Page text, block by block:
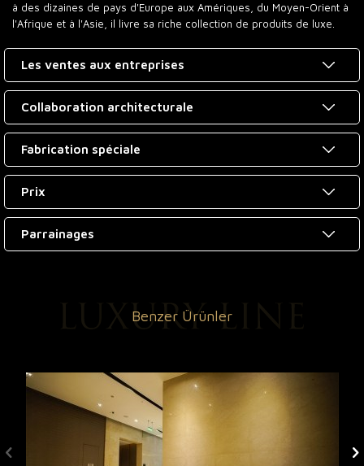
à des dizaines de pays d'Europe aux Amériques, du Moyen-Orient à
l'Afrique et à l'Asie, il livre sa riche collection de produits de luxe.
Les ventes aux entreprises
Collaboration architecturale
Fabrication spéciale
Prix
Parrainages
Benzer Ürünler